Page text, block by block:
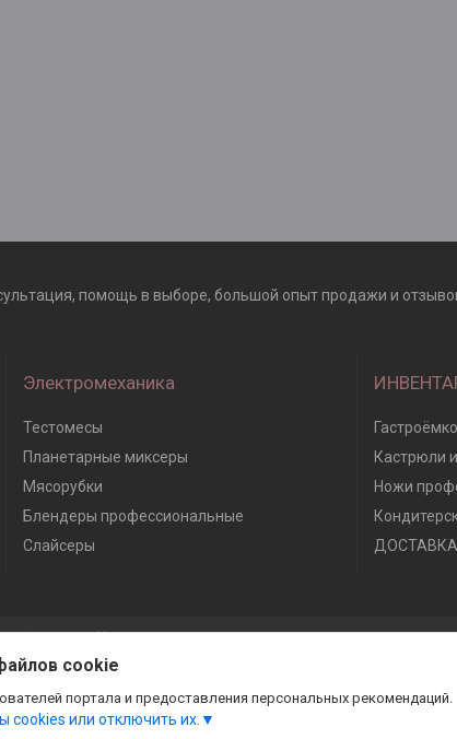
помощь в выборе, большой опыт продажи и
Электромеханика
Тестомесы
Планетарные миксеры
Мясорубки
Блендеры профессиональные
Слайсеры
Кастрюли
Ножи
Deal.by
файлов cookies
cookie
портала и предоставления персональных рекомендаций.
или отключить их.
на контент
▼